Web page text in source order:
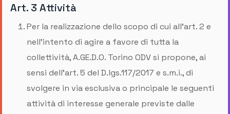
Art. 3 Attività
Per la realizzazione dello scopo di cui all'art. 2 e
nell'intento di agire a favore di tutta la
collettività, A.GE.D.O. Torino ODV si propone, ai
sensi dell’art. 5 del D.lgs.117/2017 e s.m.i., di
svolgere in via esclusiva o principale le seguenti
attività di interesse generale previste dalle